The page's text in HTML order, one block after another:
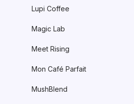
Lupi Coffee
Magic Lab
Meet Rising
Mon Café Parfait
MushBlend